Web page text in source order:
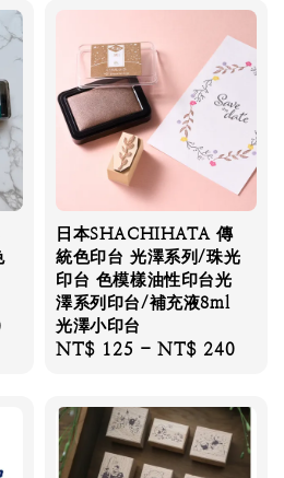
日本SHACHIHATA 傳
統色印台 光澤系列/珠光
印台 色模樣油性印台光
澤系列印台/補充液8ml
光澤小印台
Regular
NT$ 125 -NT$ 240